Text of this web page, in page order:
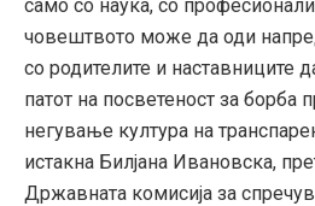
само со наука, со
човештвото може да оди
со родителите и наставниците
патот на посветеност за борба
негување култура на
истакна Билјана Ивановска,
Државната комисија за